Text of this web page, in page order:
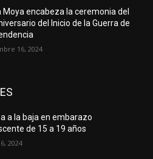
Moya encabeza la ceremonia del
del Inicio de la Guerra de
16, 2024
a la baja en embarazo
de 15 a 19 años
2024